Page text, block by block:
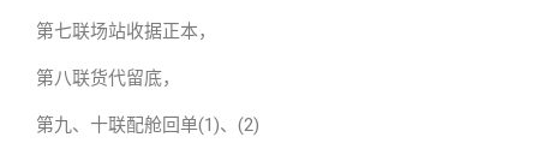
第七联场站收据正本，
第八联货代留底，
第九、十联配舱回单(1)、(2)